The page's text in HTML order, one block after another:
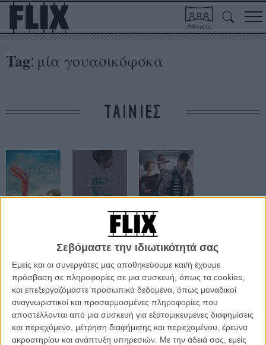
Σεβόμαστε την ιδιωτικότητά σας
Εμείς και οι συνεργάτες μας αποθηκεύουμε και/ή έχουμε
πρόσβαση σε πληροφορίες σε μια συσκευή, όπως τα cookies,
και επεξεργαζόμαστε προσωπικά δεδομένα, όπως μοναδικοί
αναγνωριστικοί και προσαρμοσμένες πληροφορίες που
αποστέλλονται από μια συσκευή για εξατομικευμένες διαφημίσεις
και περιεχόμενο, μέτρηση διαφήμισης και περιεχομένου, έρευνα
ακροατηρίου και ανάπτυξη υπηρεσιών. Με την άδειά σας, εμείς
Αίθουσες
Tag: μία γουασικόφσκα
ΤΑΙΝΙΕΣ
Παράνομοι
ΑΡΘΡΑ
Ο Τομ Χίντλστον αγκαλιάζει το σκοτάδι στο «Crimson
Peak» του Γκιγιέρμο Ντελ Τόρο
05 ΙΑΝ 2015 / Λήδα Γαλανού